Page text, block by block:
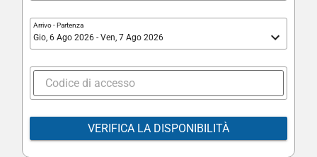
Arrivo-Partenza
Gio, 6 Ago 2026 - Ven, 7 Ago 2026
VERIFICA LA DISPONIBILITÀ